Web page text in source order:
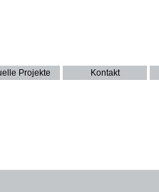
Projekte Kontakt